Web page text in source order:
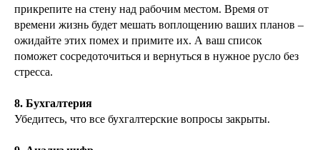
прикрепите на стену над рабочим местом. Время от
времени жизнь будет мешать воплощению ваших планов –
ожидайте этих помех и примите их. А ваш список
поможет сосредоточиться и вернуться в нужное русло без
стресса.
8. Бухгалтерия
Убедитесь, что все бухгалтерские вопросы закрыты.